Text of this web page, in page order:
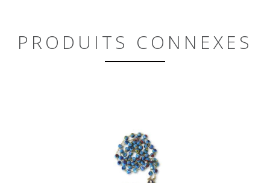
PRODUITS CONNEXES